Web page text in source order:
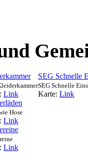
Link
SEG Schnelle
SEG Schnelle
Karte: Link
Hose
Link
Link